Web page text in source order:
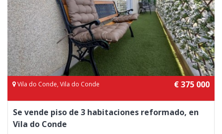
Vila do Conde, Vila do Conde € 375 000
Se vende piso de 3 habitaciones reformado, en
Vila do Conde